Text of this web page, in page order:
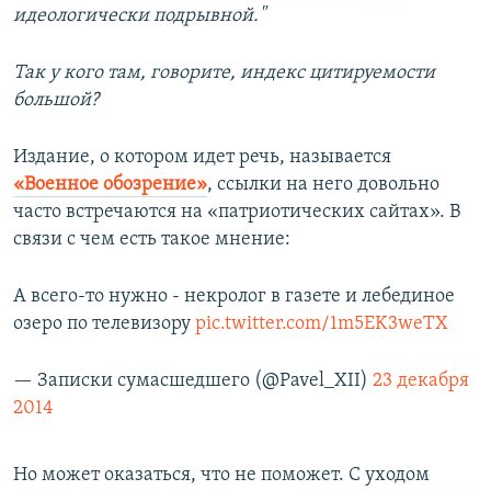
идеологически подрывной."
Так у кого там, говорите, индекс цитируемости
большой?
Издание, о котором идет речь, называется
«Военное обозрение», ссылки на него довольно
часто встречаются на «патриотических сайтах». В
связи с чем есть такое мнение:
А всего-то нужно - некролог в газете и лебединое
озеро по телевизору pic.twitter.com/1m5EK3weTX
— Записки сумасшедшего (@Pavel_XII) 23 декабря
2014
Но может оказаться, что не поможет. С уходом